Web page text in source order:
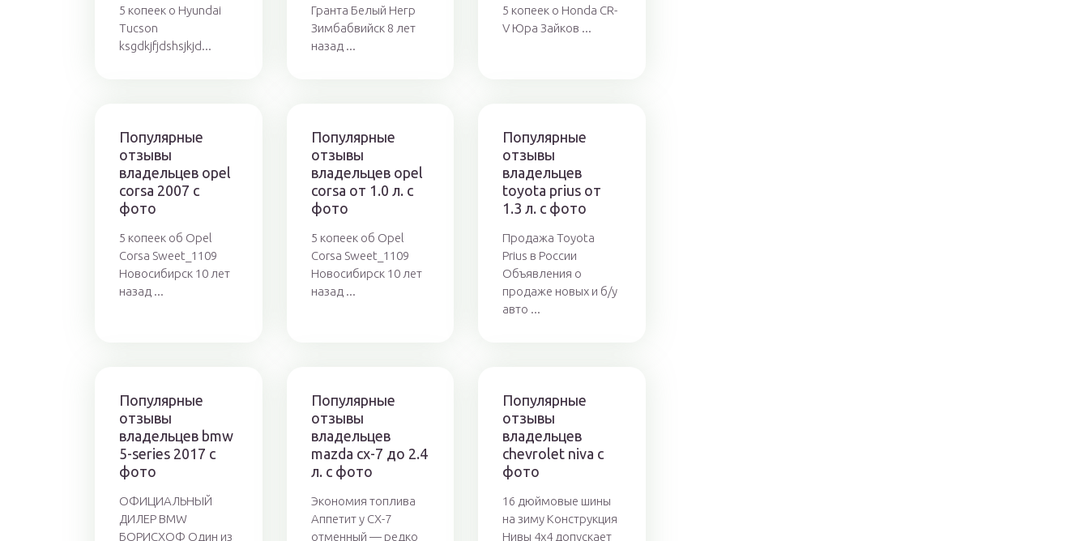
5 копеек о Hyundai
Tucson
ksgdkjfjdshsjkjd...
Гранта Белый Негр
Зимбабвийск 8 лет
назад ...
5 копеек о Honda CR-
V Юра Зайков ...
Популярные
отзывы
владельцев opel
corsa 2007 с
фото
5 копеек об Opel
Corsa Sweet_1109
Новосибирск 10 лет
назад ...
Популярные
отзывы
владельцев opel
corsa от 1.0 л. с
фото
5 копеек об Opel
Corsa Sweet_1109
Новосибирск 10 лет
назад ...
Популярные
отзывы
владельцев
toyota prius от
1.3 л. с фото
Продажа Toyota
Prius в России
Объявления о
продаже новых и б/у
авто ...
Популярные
отзывы
владельцев bmw
5-series 2017 с
фото
ОФИЦИАЛЬНЫЙ
ДИЛЕР BMW
БОРИСХОФ Один из
Популярные
отзывы
владельцев
mazda cx-7 до 2.4
л. с фото
Экономия топлива
Аппетит у СХ-7
отменный — редко
Популярные
отзывы
владельцев
chevrolet niva с
фото
16 дюймовые шины
на зиму Конструкция
Нивы 4х4 допускает